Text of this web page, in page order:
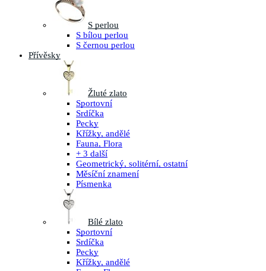
S perlou
S bílou perlou
S černou perlou
Přívěsky
Žluté zlato
Sportovní
Srdíčka
Pecky
Křížky, andělé
Fauna, Flora
+ 3 další
Geometrický, solitérní, ostatní
Měsíční znamení
Písmenka
Bílé zlato
Sportovní
Srdíčka
Pecky
Křížky, andělé